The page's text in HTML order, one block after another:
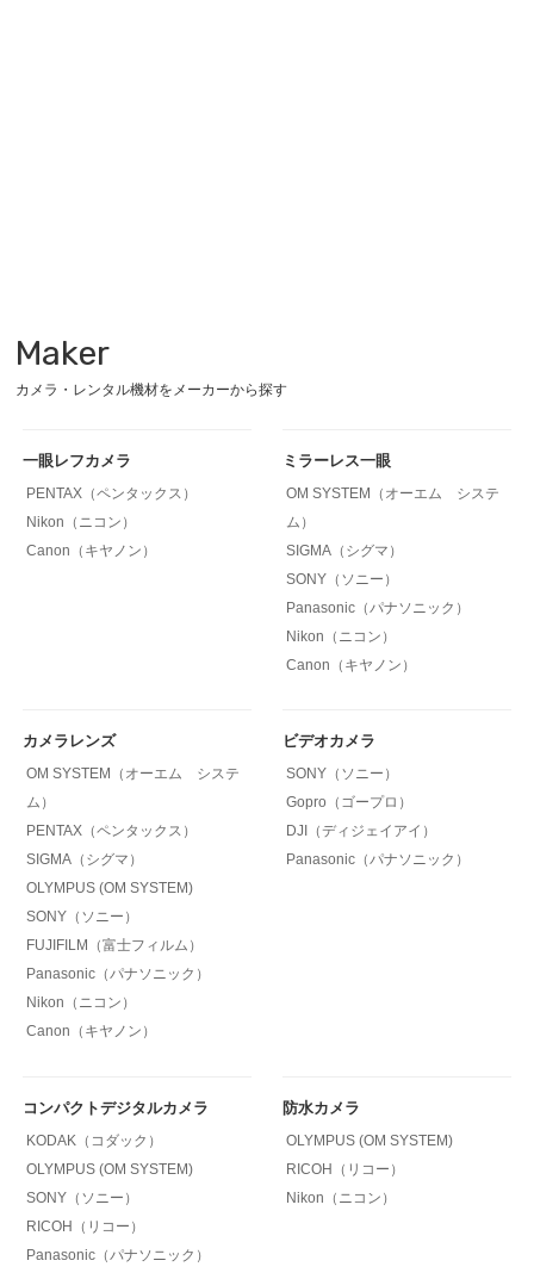
Maker
カメラ・レンタル機材をメーカーから探す
一眼レフカメラ
PENTAX（ペンタックス）
Nikon（ニコン）
Canon（キヤノン）
ミラーレス一眼
OM SYSTEM（オーエム システ
ム）
SIGMA（シグマ）
SONY（ソニー）
Panasonic（パナソニック）
Nikon（ニコン）
Canon（キヤノン）
カメラレンズ
OM SYSTEM（オーエム システ
ム）
PENTAX（ペンタックス）
SIGMA（シグマ）
OLYMPUS (OM SYSTEM)
SONY（ソニー）
FUJIFILM（富士フィルム）
Panasonic（パナソニック）
Nikon（ニコン）
Canon（キヤノン）
ビデオカメラ
SONY（ソニー）
Gopro（ゴープロ）
DJI（ディジェイアイ）
Panasonic（パナソニック）
コンパクトデジタルカメラ
KODAK（コダック）
OLYMPUS (OM SYSTEM)
SONY（ソニー）
RICOH（リコー）
Panasonic（パナソニック）
防水カメラ
OLYMPUS (OM SYSTEM)
RICOH（リコー）
Nikon（ニコン）